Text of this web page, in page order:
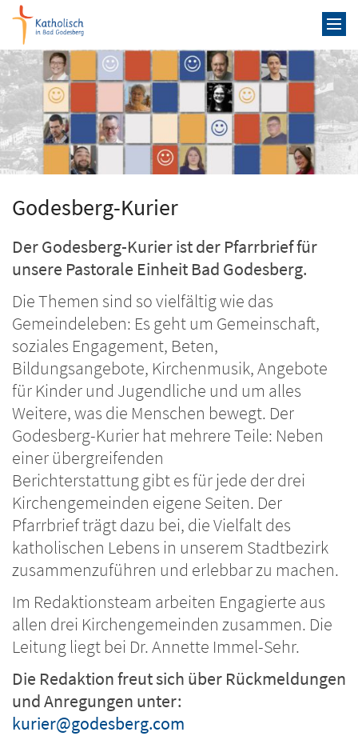
Zum Inhalt springen
Godesberg-Kurier
Der Godesberg-Kurier ist der Pfarrbrief für
unsere Pastorale Einheit Bad Godesberg.
Die Themen sind so vielfältig wie das
Gemeindeleben: Es geht um Gemeinschaft,
soziales Engagement, Beten,
Bildungsangebote, Kirchenmusik, Angebote
für Kinder und Jugendliche und um alles
Weitere, was die Menschen bewegt. Der
Godesberg-Kurier hat mehrere Teile: Neben
einer übergreifenden
Berichterstattung gibt es für jede der drei
Kirchengemeinden eigene Seiten. Der
Pfarrbrief trägt dazu bei, die Vielfalt des
katholischen Lebens in unserem Stadtbezirk
zusammenzuführen und erlebbar zu machen.
Im Redaktionsteam arbeiten Engagierte aus
allen drei Kirchengemeinden zusammen. Die
Leitung liegt bei Dr. Annette Immel-Sehr.
Die Redaktion freut sich über Rückmeldungen
und Anregungen unter:
kurier@godesberg.com